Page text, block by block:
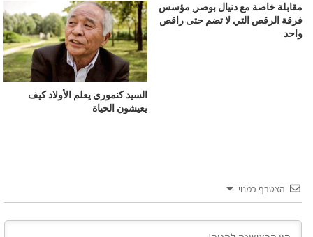
مقابلة خاصة مع دنيال بوصر, مؤسس
فرقة الرقص التي لا تضم حتى راقص
واحد
السيد كنموري يعلم الأولاد كيف
يعيشون الحياة
הצטרף כמנוי